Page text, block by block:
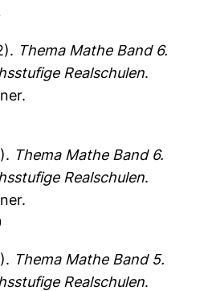
Thema Mathe Band 6.
Realschulen.
Thema Mathe Band 6.
Realschulen.
Thema Mathe Band 5.
Realschulen.